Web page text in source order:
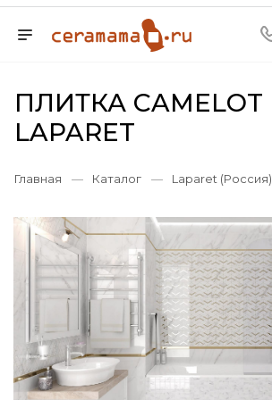
ПЛИТКА CAMELOT
LAPARET
Главная — Каталог — Laparet (Россия)